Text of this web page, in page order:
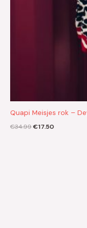
Quapi Meisjes rok –
€34.99€17.50